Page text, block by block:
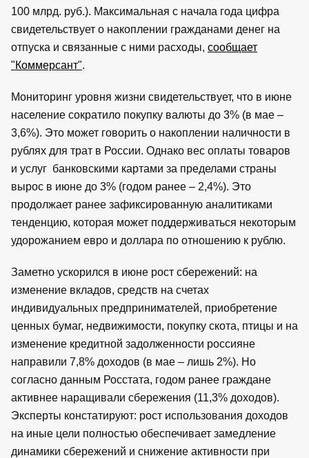
100 млрд. руб.). Максимальная с начала года цифра
свидетельствует о накоплении гражданами денег на
отпуска и связанные с ними расходы, сообщает
"Коммерсант".
Мониторинг уровня жизни свидетельствует, что в июне
население сократило покупку валюты до 3% (в мае –
3,6%). Это может говорить о накоплении наличности в
рублях для трат в России. Однако вес оплаты товаров
и услуг банковскими картами за пределами страны
вырос в июне до 3% (годом ранее – 2,4%). Это
продолжает ранее зафиксированную аналитиками
тенденцию, которая может поддерживаться некоторым
удорожанием евро и доллара по отношению к рублю.
Заметно ускорился в июне рост сбережений: на
изменение вкладов, средств на счетах
индивидуальных предпринимателей, приобретение
ценных бумаг, недвижимости, покупку скота, птицы и на
изменение кредитной задолженности россияне
направили 7,8% доходов (в мае – лишь 2%). Но
согласно данным Росстата, годом ранее граждане
активнее наращивали сбережения (11,3% доходов).
Эксперты констатируют: рост использования доходов
на иные цели полностью обеспечивает замедление
динамики сбережений и снижение активности при